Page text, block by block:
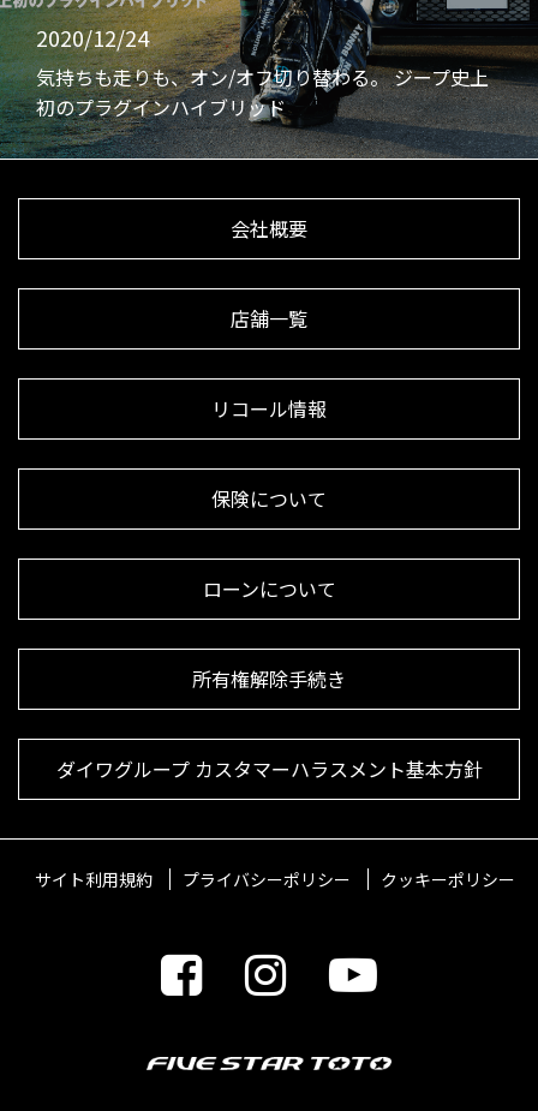
2020/12/24
気持ちも走りも、オン/オフ切り替わる。 ジープ史上
初のプラグインハイブリッド
会社概要
店舗一覧
リコール情報
保険について
ローンについて
所有権解除手続き
ダイワグループ カスタマーハラスメント基本方針
サイト利用規約 プライバシーポリシー クッキーポリシー